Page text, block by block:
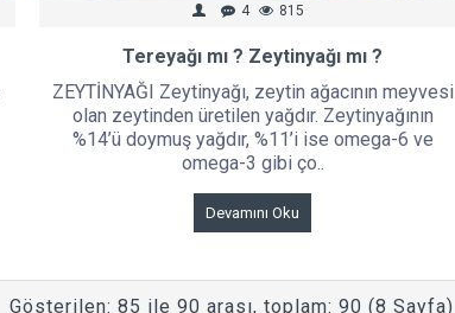
4 815
Tereyağı mı ? Zeytinyağı mı ?
ZEYTİNYAĞI Zeytinyağı, zeytin ağacının meyvesi
olan zeytinden üretilen yağdır. Zeytinyağının
%14’ü doymuş yağdır, %11’i ise omega-6 ve
omega-3 gibi ço..
Devamını Oku
Gösterilen: 85 ile 90 arası, toplam: 90 (8 Sayfa)